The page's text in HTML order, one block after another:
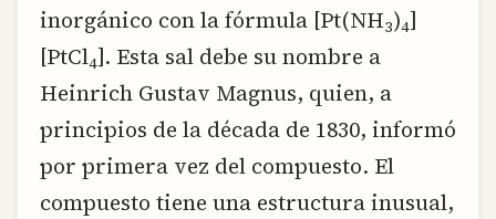
inorgánico con la fórmula [Pt(NH3)4]
[PtCl4]. Esta sal debe su nombre a
Heinrich Gustav Magnus, quien, a
principios de la década de 1830, informó
por primera vez del compuesto. El
compuesto tiene una estructura inusual,